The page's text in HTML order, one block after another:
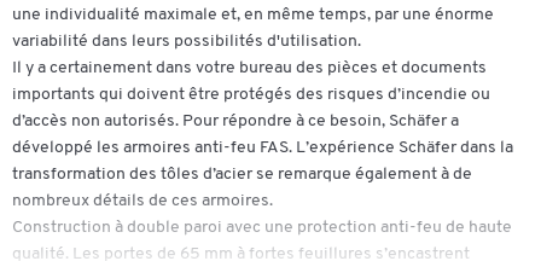
une individualité maximale et, en même temps, par une énorme
variabilité dans leurs possibilités d'utilisation.
Il y a certainement dans votre bureau des pièces et documents
importants qui doivent être protégés des risques d’incendie ou
d’accès non autorisés. Pour répondre à ce besoin, Schäfer a
développé les armoires anti-feu FAS. L’expérience Schäfer dans la
transformation des tôles d’acier se remarque également à de
nombreux détails de ces armoires.
Construction à double paroi avec une protection anti-feu de haute
qualité. Les portes de 65 mm à fortes feuillures s’encastrent